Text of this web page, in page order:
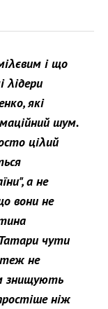
і що
λідери
які
шум.
ціλий
а не
вони не
чути
теж не
знищують
ніж